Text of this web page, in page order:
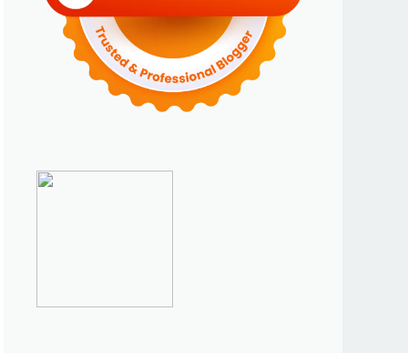
►Desember 2023(5)
►November 2023
(6)
►Oktober 2023(6)
September 2023(4)